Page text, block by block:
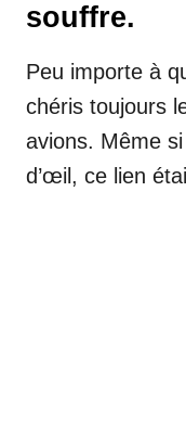
souffre.
Peu importe à
chéris toujours
avions. Même
d’œil, ce lien